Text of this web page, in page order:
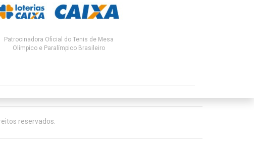
Patrocinadora Oficial do Tenis de Mesa
Olímpico e Paralímpico Brasileiro
reservados.